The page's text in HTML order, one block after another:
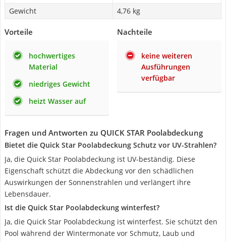
Gewicht 4,76 kg
Vorteile
hochwertiges
Material
niedriges Gewicht
heizt Wasser auf
Nachteile
keine weiteren
Ausführungen
verfügbar
Fragen und Antworten zu QUICK STAR Poolabdeckung
Bietet die Quick Star Poolabdeckung Schutz vor UV-Strahlen?
Ja, die Quick Star Poolabdeckung ist UV-beständig. Diese
Eigenschaft schützt die Abdeckung vor den schädlichen
Auswirkungen der Sonnenstrahlen und verlängert ihre
Lebensdauer.
Ist die Quick Star Poolabdeckung winterfest?
Ja, die Quick Star Poolabdeckung ist winterfest. Sie schützt den
Pool während der Wintermonate vor Schmutz, Laub und